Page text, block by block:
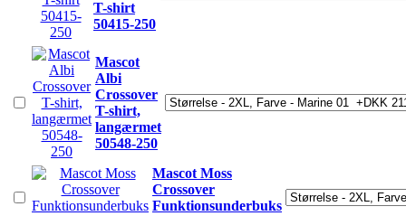
T-shirt
50415-250
Mascot
Albi
Crossover
T-shirt,
langærmet
50548-250
Mascot Moss
Crossover
Funktionsunderbuks